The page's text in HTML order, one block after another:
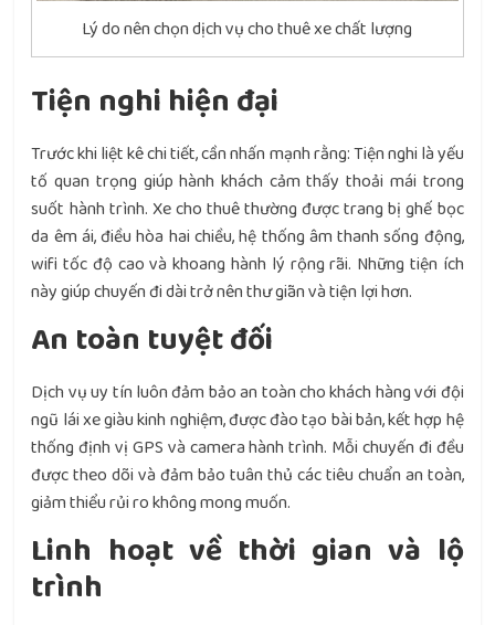
Lý do nên chọn dịch vụ cho thuê xe chất lượng
Tiện nghi hiện đại
Trước khi liệt kê chi tiết, cần nhấn mạnh rằng: Tiện nghi là yếu
tố quan trọng giúp hành khách cảm thấy thoải mái trong
suốt hành trình. Xe cho thuê thường được trang bị ghế bọc
da êm ái, điều hòa hai chiều, hệ thống âm thanh sống động,
wifi tốc độ cao và khoang hành lý rộng rãi. Những tiện ích
này giúp chuyến đi dài trở nên thư giãn và tiện lợi hơn.
An toàn tuyệt đối
Dịch vụ uy tín luôn đảm bảo an toàn cho khách hàng với đội
ngũ lái xe giàu kinh nghiệm, được đào tạo bài bản, kết hợp hệ
thống định vị GPS và camera hành trình. Mỗi chuyến đi đều
được theo dõi và đảm bảo tuân thủ các tiêu chuẩn an toàn,
giảm thiểu rủi ro không mong muốn.
Linh hoạt về thời gian và lộ
trình